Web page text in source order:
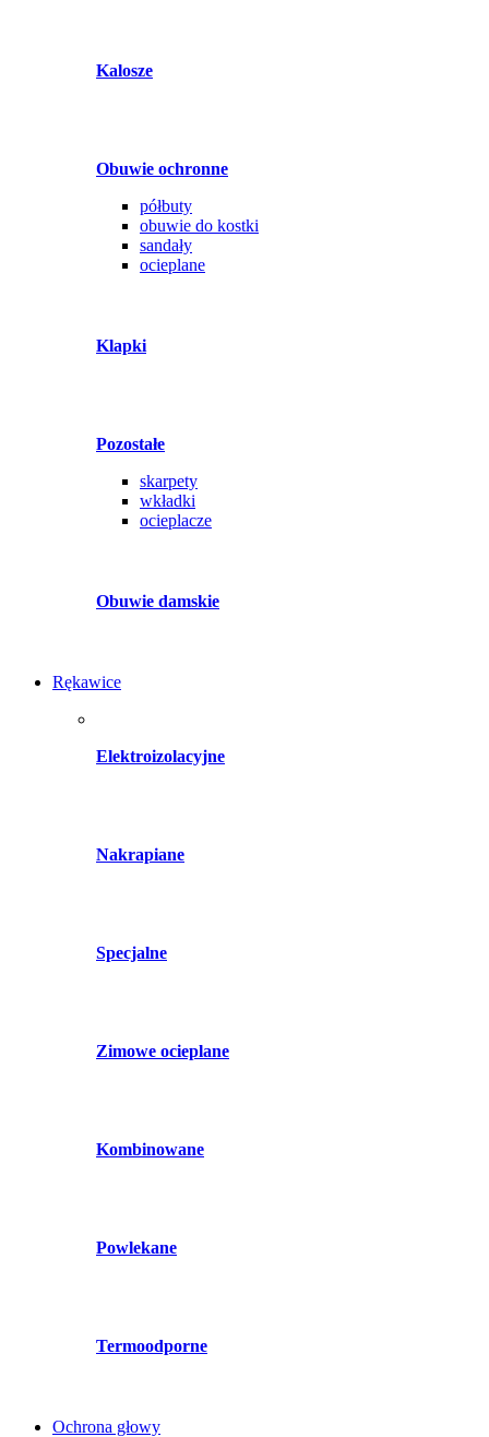
Kalosze
Obuwie ochronne
półbuty
obuwie do kostki
sandały
ocieplane
Klapki
Pozostałe
skarpety
wkładki
ocieplacze
Obuwie damskie
Rękawice
Elektroizolacyjne
Nakrapiane
Specjalne
Zimowe ocieplane
Kombinowane
Powlekane
Termoodporne
Ochrona głowy